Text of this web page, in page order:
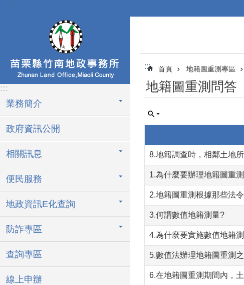
跳到主要內容區塊
:::
:::
業務簡介
政府資訊公開
相關訊息
便民服務
地政資訊E化查詢
防詐專區
查詢專區
線上申辦
::: 首頁 地籍圖重測專區
地籍圖重測問答
8.地籍調查時，相鄰土地
1.為什麼要辦理地籍圖重
2.地籍圖重測根據那些法
3.何謂數值地籍測量?
4.為什麼要實施數值地籍
5.數值法辦理地籍圖重測
6.在地籍圖重測期間內，